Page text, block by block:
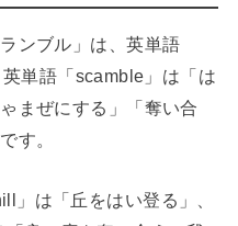
ンブル」は、英単語
単語「scamble」は「は
まぜにする」「奪い合
す。
」は「丘をはい登る」、